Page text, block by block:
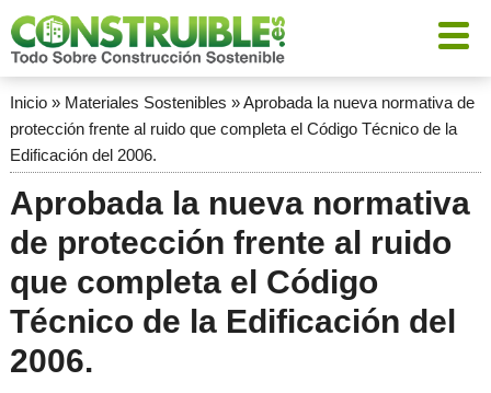
Inicio» Materiales Sostenibles »Aprobada la nueva normativa de
protección frente al ruido que completa el Código Técnico de la
Edificación del 2006.
Aprobada la nueva normativa
de protección frente al ruido
que completa el Código
Técnico de la Edificación del
2006.